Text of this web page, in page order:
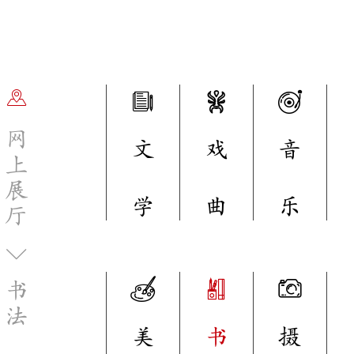
网
上
展
厅
书
法
文
学
戏
曲
音
乐
美 书 摄